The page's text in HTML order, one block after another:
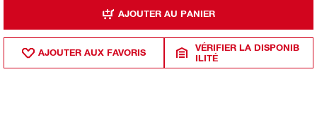
AJOUTER AU PANIER
AJOUTER AUX FAVORIS
VÉRIFIER LA DISPONIB
ILITÉ